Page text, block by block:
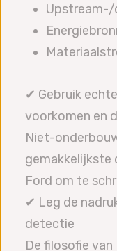
✔ Gebruik
voorkomen en
Niet-
gemakkelijkste
Ford om te
✔ Leg de
detectie
De filosofie